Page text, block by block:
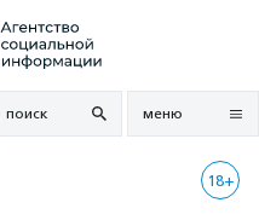
поиск меню
18+